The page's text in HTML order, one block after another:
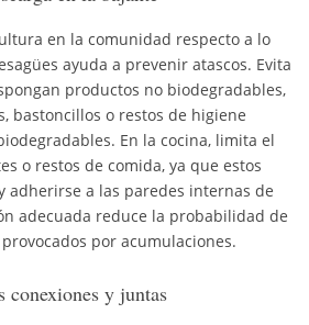
en la comunidad respecto a lo
ayuda a prevenir atascos. Evita
productos no biodegradables,
bastoncillos o restos de higiene
En la cocina, limita el
o restos de comida, ya que estos
adherirse a las paredes internas de
adecuada reduce la probabilidad de
por acumulaciones.
conexiones y juntas